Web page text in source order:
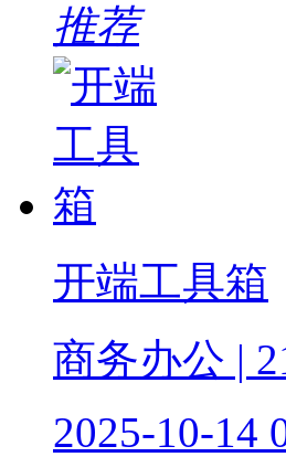
推荐
开端工具箱
商务办公 |
2025-10-14